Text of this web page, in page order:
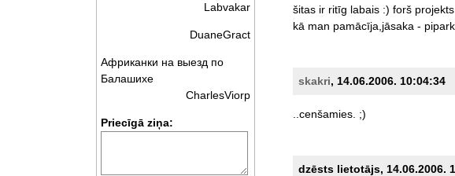
šitas ir ritīg labais :) forš projekts.
kā man pamācīja,jāsaka -
skakri, 14.06.2006. 10:04:34
..cenšamies. ;)
dzēsts lietotājs, 14.06.2006.
Labvakar
DuaneGract
Африканки на выезд по
Балашихе
CharlesViorp
Priecīgā ziņa: